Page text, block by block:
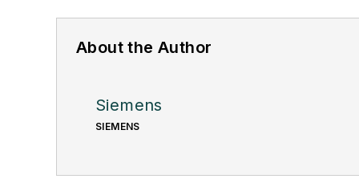
About the Author
Siemens
SIEMENS